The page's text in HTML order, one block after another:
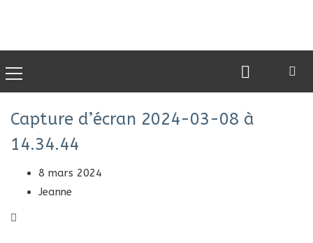
Capture d’écran 2024-03-08 à
14.34.44
8 mars 2024
Jeanne